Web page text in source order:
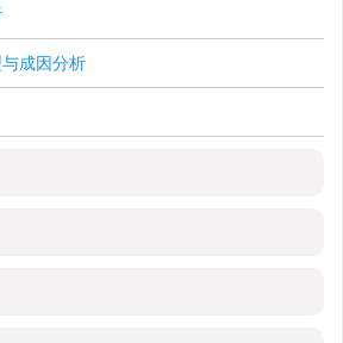
成因分析